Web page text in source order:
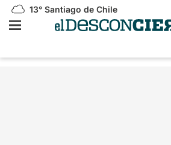
13° Santiago de Chile